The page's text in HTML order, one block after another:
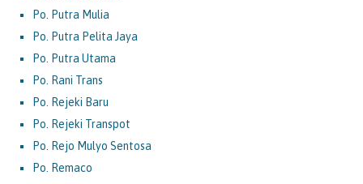
Po. Putra Mulia
Po. Putra Pelita Jaya
Po. Putra Utama
Po. Rani Trans
Po. Rejeki Baru
Po. Rejeki Transpot
Po. Rejo Mulyo Sentosa
Po. Remaco